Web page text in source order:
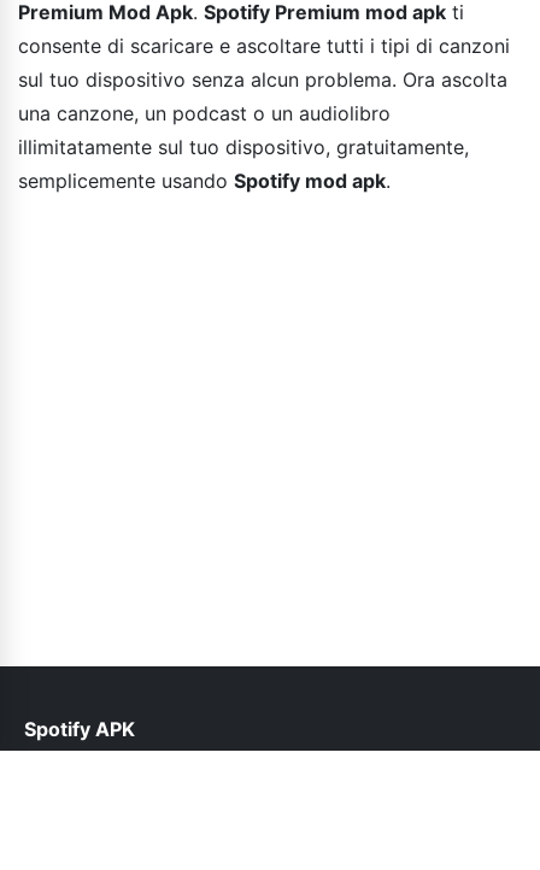
Premium Mod Apk. Spotify Premium mod apk ti
consente di scaricare e ascoltare tutti i tipi di canzoni
sul tuo dispositivo senza alcun problema. Ora ascolta
una canzone, un podcast o un audiolibro
illimitatamente sul tuo dispositivo, gratuitamente,
semplicemente usando Spotify mod apk.
Spotify APK